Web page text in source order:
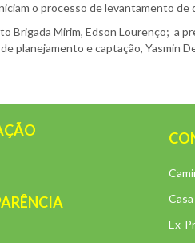
o processo de levantamento de
Brigada Mirim, Edson Lourenço; a
planejamento e captação, Yasmin
Ex-